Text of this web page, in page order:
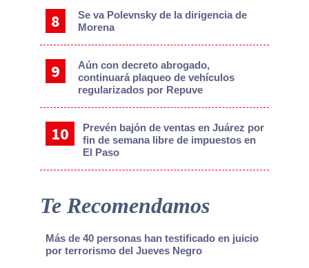
Se va Polevnsky de la dirigencia de
Morena
Aún con decreto abrogado,
continuará plaqueo de vehículos
regularizados por Repuve
Prevén bajón de ventas en Juárez por
fin de semana libre de impuestos en
El Paso
Te Recomendamos
Más de 40 personas han testificado en juicio
por terrorismo del Jueves Negro